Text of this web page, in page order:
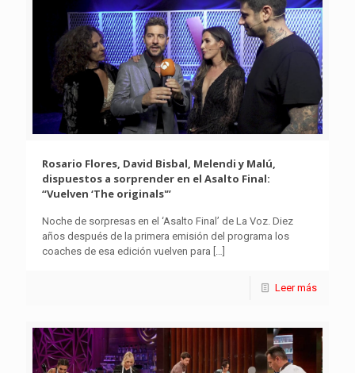
Rosario Flores, David Bisbal, Melendi y Malú,
dispuestos a sorprender en el Asalto Final:
“Vuelven ‘The originals'”
Noche de sorpresas en el ‘Asalto Final’ de La Voz. Diez
años después de la primera emisión del programa los
coaches de esa edición vuelven para […]
Leer más